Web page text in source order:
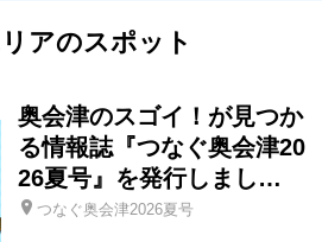
アのスポット
奥会津のスゴイ！が見つか
る情報誌『つなぐ奥会津20
26夏号』を発行しまし…
つなぐ奥会津2026夏号